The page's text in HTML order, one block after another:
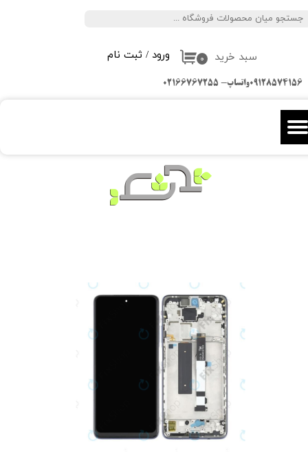
ورود / ثبت نام
تغییر گذر واژه
سفارشات
خروج از حساب کاربری
۰ سبد خرید